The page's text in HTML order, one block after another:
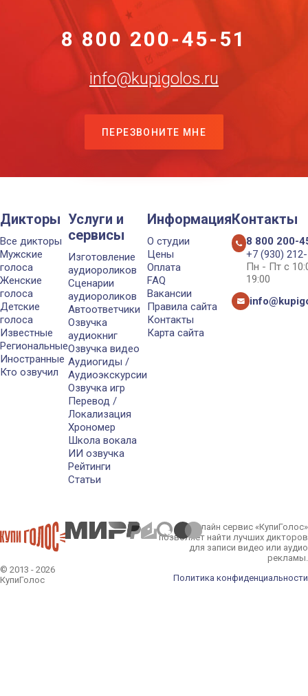
8 800 200-45-51
info@kupigolos.ru
ПЕРЕЗВОНИТЕ МНЕ
Дикторы
Все дикторы
Мужские
голоса
Женские
голоса
Детские
голоса
Известные
Региональные
Иностранные
Кто озвучил
Услуги и
сервисы
Изготовление
аудиороликов
Сценарии
аудиороликов
Автоответчики
Озвучка
аудиокниг
Озвучка видео
Аудиогиды /
Аудиоэкскурсии
Озвучка игр
Перевод /
Локализация
Хрономер
Школа вокала
ИИ озвучка
Рейтинги
Статьи
Информация
О студии
Цены
Оплата
FAQ
Вакансии
Правила сайта
Контакты
Карта сайта
Контакты
8 800 200-
+7 (930)
Пн - Пт с
19:00
© 2013 - 2026
КупиГолос
Онлайн сервис «КупиГолос»
позволяет найти лучших дикторов
для записи видео или аудио
рекламы.
Политика конфиденциальности